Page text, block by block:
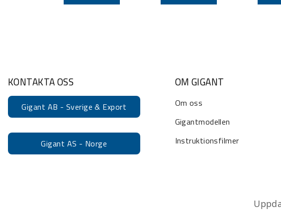
KONTAKTA OSS
Gigant AB - Sverige & Export
Gigant AS - Norge
OM GIGANT
Om oss
Gigantmodellen
Instruktionsfilmer